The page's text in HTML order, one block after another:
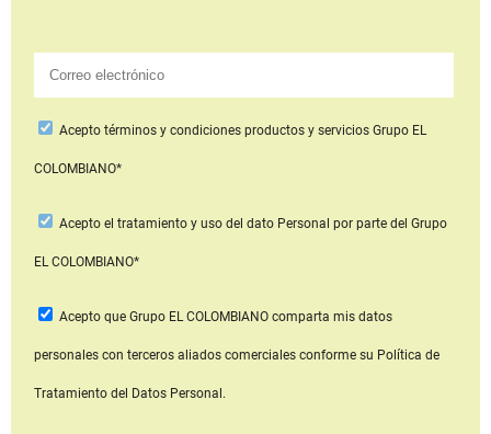
Aceptotérminos y condiciones productos y serviciosGrupo EL
COLOMBIANO*
Acepto el tratamiento y uso del dato Personal por parte del Grupo
EL COLOMBIANO*
Acepto que Grupo EL COLOMBIANOcomparta mis datos
personales con terceros aliados comerciales conforme su Política de
Tratamiento del Datos Personal.